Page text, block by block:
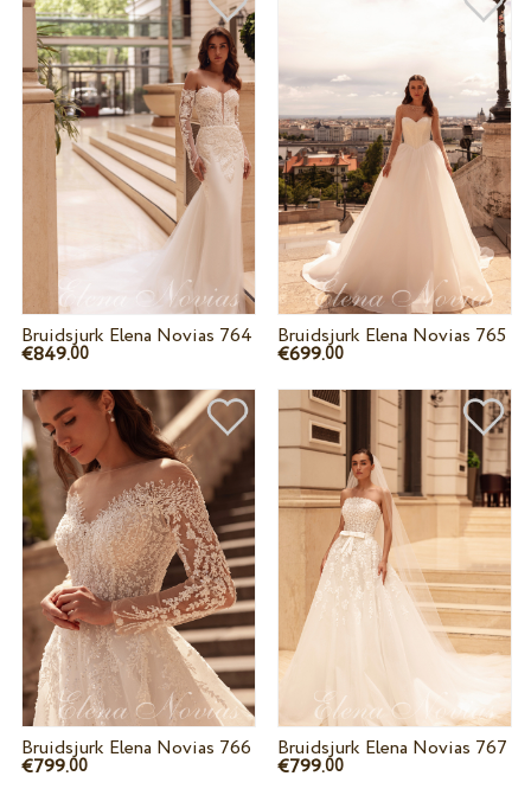
Bruidsjurk Elena Novias 764
€849.00
Bruidsjurk Elena Novias 765
€699.00
Bruidsjurk Elena Novias 766
€799.00
Bruidsjurk Elena Novias 767
€799.00